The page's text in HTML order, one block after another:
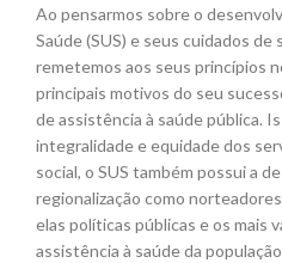
Ao pensarmos sobre o
Saúde (SUS) e seus cuidados de
remetemos aos seus princípios
principais motivos do seu
de assistência à saúde pública.
integralidade e equidade dos
social, o SUS também possui a
regionalização como
elas políticas públicas e os mais
assistência à saúde da